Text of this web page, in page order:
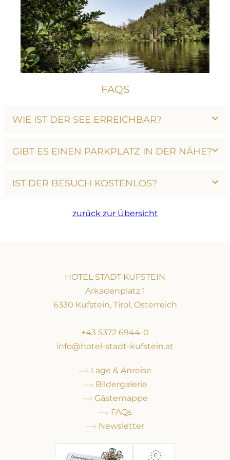
FAQS
WIE IST DER SEE ERREICHBAR?
GIBT ES EINEN PARKPLATZ IN DER NÄHE?
IST DER BESUCH KOSTENLOS?
zurück zur Übersicht
HOTEL STADT KUFSTEIN
Arkadenplatz 1
6330 Kufstein, Tirol, Österreich
+43 5372 6944-0
info@hotel-stadt-kufstein.at
Lage & Anreise
Bildergalerie
Gästemappe
FAQs
Newsletter